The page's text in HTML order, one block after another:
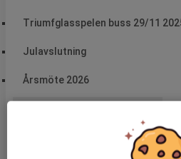
Triumfglasspelen buss 29/11
Julavslutning
Årsmöte 2026